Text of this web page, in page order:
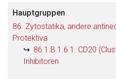
Hauptgruppen
86. Zytostatika, andere
Protektiva
86.1.B.1.6.1. CD20
Inhibitoren